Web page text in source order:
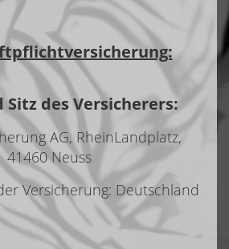
Sitz des Versicherers:
AG, RheinLandplatz,
41460 Neuss
Versicherung: Deutschland